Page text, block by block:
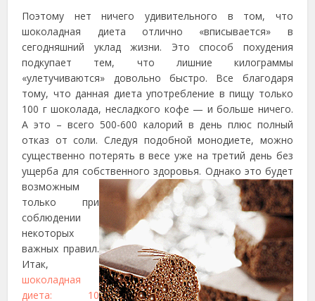
Поэтому нет ничего удивительного в том, что
шоколадная диета отлично «вписывается» в
сегодняшний уклад жизни. Это способ похудения
подкупает тем, что лишние килограммы
«улетучиваются» довольно быстро. Все благодаря
тому, что данная диета употребление в пищу только
100 г шоколада, несладкого кофе — и больше ничего.
А это – всего 500-600 калорий в день плюс полный
отказ от соли. Следуя подобной монодиете, можно
существенно потерять в весе уже на третий день без
ущерба для собственного здоровья. Однако это будет
возможным
только при
соблюдении
некоторых
важных правил.
Итак,
шоколадная
диета: 10